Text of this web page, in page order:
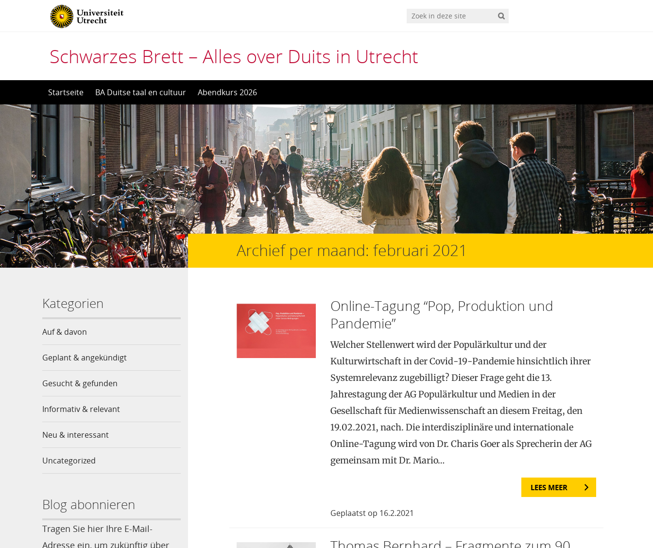
Schwarzes Brett – Alles over Duits in Utrecht
naar
Startseite BA Duitse taal en cultuur Abendkurs 2026
Kategorien
Auf & davon
Geplant & angekündigt
Gesucht & gefunden
Informativ & relevant
Neu & interessant
Uncategorized
Blog abonnieren
Tragen Sie hier Ihre E-Mail-
Adresse ein, um zukünftig über
Archief per maand: februari 2021
Online-Tagung “Pop, Produktion und
Pandemie”
Welcher Stellenwert wird der Populärkultur und der
Kulturwirtschaft in der Covid-19-Pandemie hinsichtlich ihrer
Systemrelevanz zugebilligt? Dieser Frage geht die 13.
Jahrestagung der AG Populärkultur und Medien in der
Gesellschaft für Medienwissenschaft an diesem Freitag, den
19.02.2021, nach. Die interdisziplinäre und internationale
Online-Tagung wird von Dr. Charis Goer als Sprecherin der AG
gemeinsam mit Dr. Mario…
LEES MEER
Geplaatst op 16.2.2021